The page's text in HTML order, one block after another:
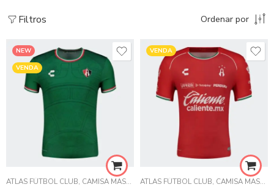
Filtros Ordenar por
NEW
VENDA
ATLAS FÚTBOL CLUB, CAMISA MASCULINA ,LIGA MX - MÉXICO
VENDA
ATLAS FÚTBOL CLUB, CAMISA MASCULINA